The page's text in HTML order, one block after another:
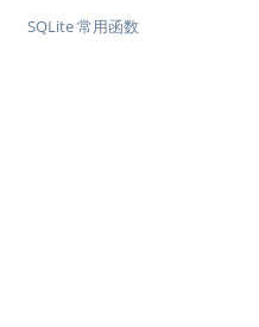
SQLite 常用函数